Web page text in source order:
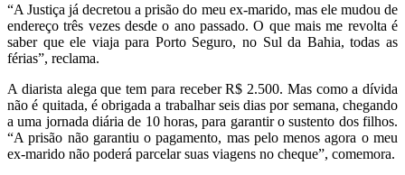
“A Justiça já decretou a prisão do meu ex-marido, mas ele mudou de
endereço três vezes desde o ano passado. O que mais me revolta é
saber que ele viaja para Porto Seguro, no Sul da Bahia, todas as
férias”, reclama.
A diarista alega que tem para receber R$ 2.500. Mas como a dívida
não é quitada, é obrigada a trabalhar seis dias por semana, chegando
a uma jornada diária de 10 horas, para garantir o sustento dos filhos.
“A prisão não garantiu o pagamento, mas pelo menos agora o meu
ex-marido não poderá parcelar suas viagens no cheque”, comemora.